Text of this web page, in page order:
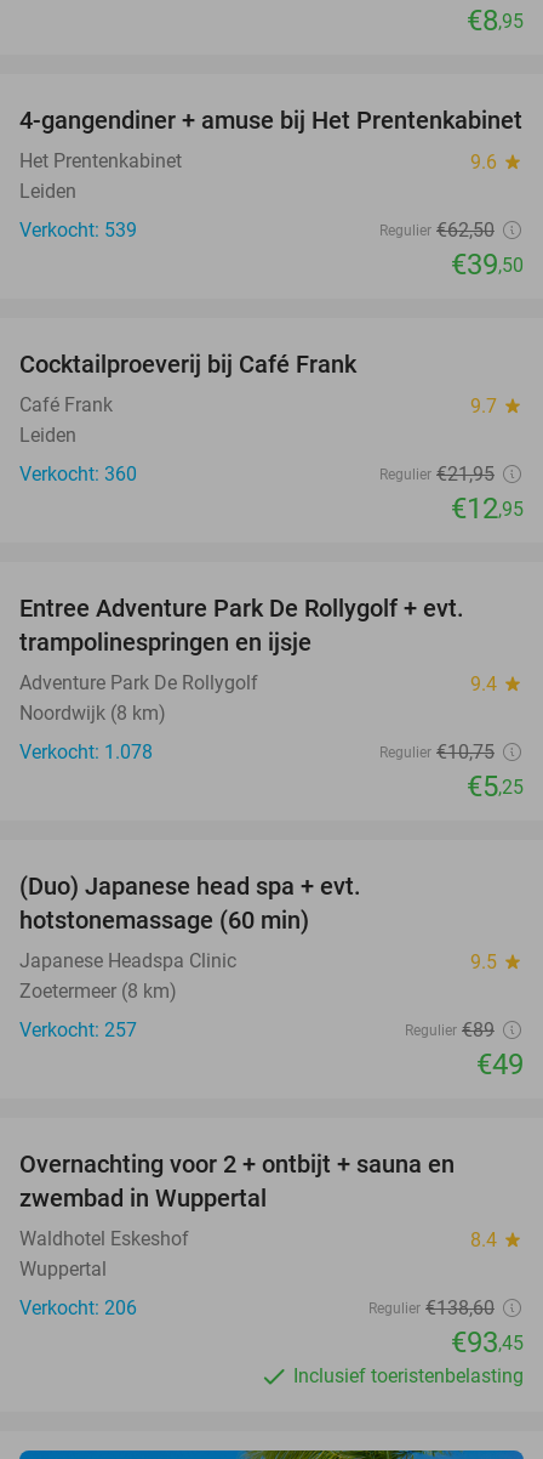
€8,95
37%
4-gangendiner + amuse bij Het Prentenkabinet
Het Prentenkabinet 9.6 star
Leiden
Verkocht: 539
Regulier €62,50
€39,50
Cocktailproeverij bij Café Frank
Café Frank 9.7 star
Leiden
Verkocht: 360
Regulier €21,95
€12,95
Entree Adventure Park De Rollygolf + evt.
trampolinespringen en ijsje
Adventure Park De Rollygolf 9.4 star
Noordwijk (8 km)
Verkocht: 1.078
Regulier €10,75
€5,25
(Duo) Japanese head spa + evt.
hotstonemassage (60 min)
Japanese Headspa Clinic 9.5 star
Zoetermeer (8 km)
Verkocht: 257
Regulier €89
€49
Overnachting voor 2 + ontbijt + sauna en
zwembad in Wuppertal
Waldhotel Eskeshof 8.4 star
Wuppertal
Verkocht: 206
Regulier €138,60
€93,45
Inclusief toeristenbelasting